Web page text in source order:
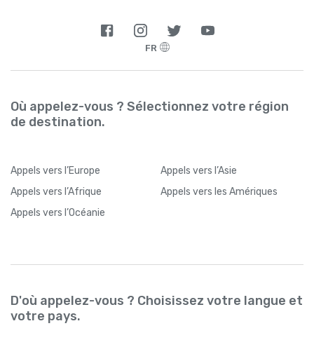
FR
Où appelez-vous ? Sélectionnez votre région
de destination.
Appels vers l’Europe Appels vers l’Asie
Appels vers l’Afrique Appels vers les Amériques
Appels vers l’Océanie
D'où appelez-vous ? Choisissez votre langue et
votre pays.